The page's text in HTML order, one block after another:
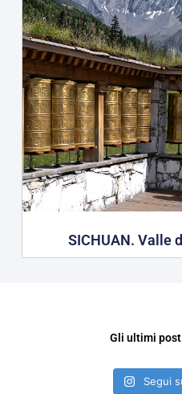
SICHUAN. Valle
Gli ultimi
Segui